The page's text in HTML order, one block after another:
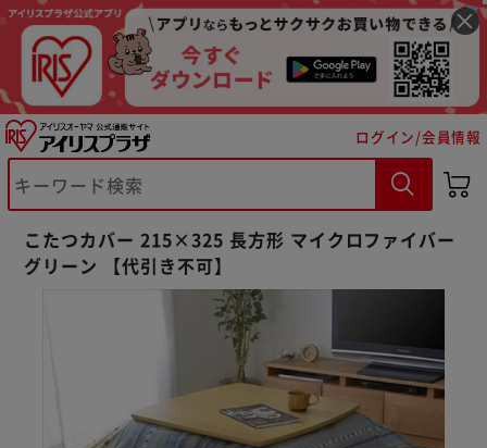
ログイン/会員情報
こたつカバー 215×325 長方形 マイクロファイバー
グリーン 【代引き不可】
※ご確認ください
カートに入れる